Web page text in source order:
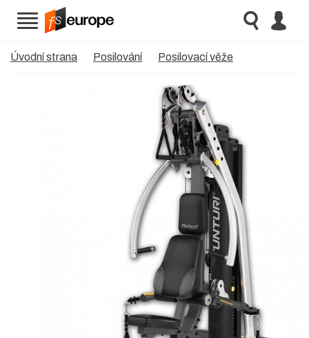
Úvodní strana Posilování Posilovací věže